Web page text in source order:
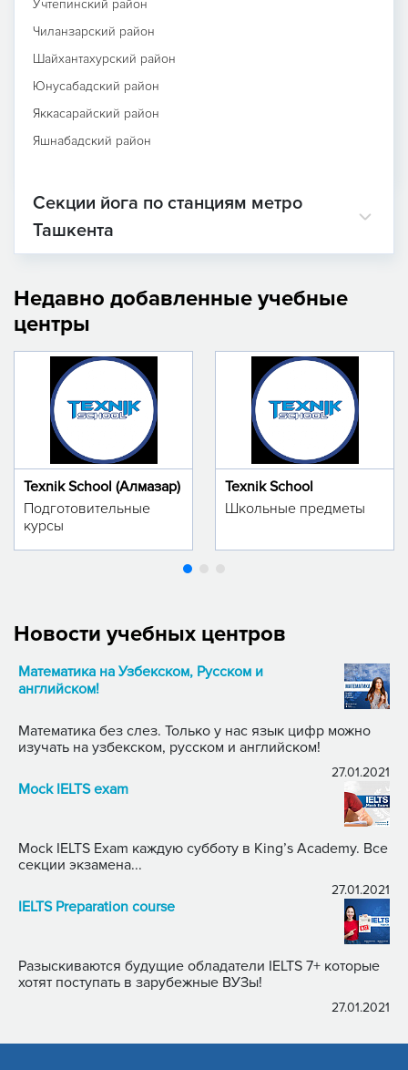
Учтепинский район
Чиланзарский район
Шайхантахурский район
Юнусабадский район
Яккасарайский район
Яшнабадский район
Секции йога по станциям метро
Ташкента
Недавно добавленные учебные
центры
Texnik School (Алмазар)
Подготовительные
курсы
Texnik School
Школьные предметы
Новости учебных центров
Математика на Узбекском, Русском и
английском!
Математика без слез. Только у нас язык цифр можно
изучать на узбекском, русском и английском!
27.01.2021
Mock IELTS exam
Mock IELTS Exam каждую субботу в King’s Academy. Все
секции экзамена...
27.01.2021
IELTS Preparation course
Разыскиваются будущие обладатели IELTS 7+ которые
хотят поступать в зарубежные ВУЗы!
27.01.2021